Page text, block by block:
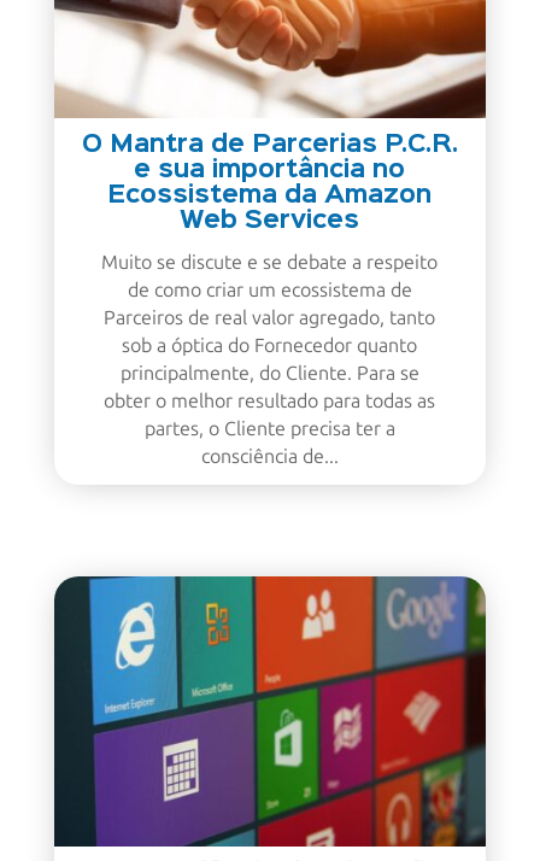
O Mantra de Parcerias P.C.R.
e sua importância no
Ecossistema da Amazon
Web Services
Muito se discute e se debate a respeito
de como criar um ecossistema de
Parceiros de real valor agregado, tanto
sob a óptica do Fornecedor quanto
principalmente, do Cliente. Para se
obter o melhor resultado para todas as
partes, o Cliente precisa ter a
consciência de...